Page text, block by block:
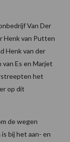
Van Der
Henk van Putten
Henk van der
Es en Marjet
het
op dit
de wegen
bij het aan- en